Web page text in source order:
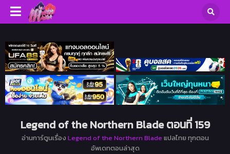
Legend of the Northern Blade ตอนที่ 159
อ่านการ์ตูนเรื่อง Legend of the Northern Blade แปลไทย ทุกตอน
อัพเดทตอนล่าสุด